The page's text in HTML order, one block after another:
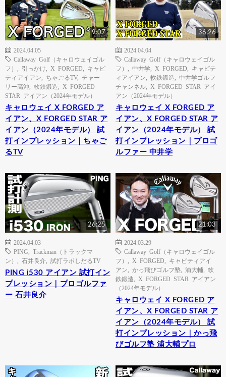
9:07
2024.04.05
Callaway Golf（キャロウェイゴル
フ）
引っかけ X FORGED
キャビ
ティアイアン
ちゃごるTV, チャー
リー高沖
軟鉄鍛造
X FORGED
STAR アイアン（2024年モデル）
キャロウェイ X FORGED ア
イアン、X FORGED STAR ア
イアン（2024年モデル） 試
打インプレッション｜ちゃご
るTV
36:26
2024.04.04
Callaway Golf（キャロウェイゴル
フ）
中井学 X FORGED
キャビテ
ィアイアン
軟鉄鍛造
中井学ゴルフ
チャンネル
X FORGED STAR アイ
アン（2024年モデル）
キャロウェイ X FORGED ア
イアン、X FORGED STAR ア
イアン（2024年モデル） 試
打インプレッション｜プロゴ
ルファー 中井学
26:25
2024.04.03
PING
Trackman（トラックマ
ン）
石井良介 試打ラボしだるTV
PING i530 アイアン 試打イン
プレッション｜プロゴルファ
ー 石井良介
21:03
2024.03.29
Callaway Golf（キャロウェイゴル
フ）
X FORGED
キャビティアイ
アン
かっ飛びゴルフ塾 浦大輔
軟
鉄鍛造
X FORGED STAR アイアン
（2024年モデル）
キャロウェイ X FORGED ア
イアン、X FORGED STAR ア
イアン（2024年モデル） 試
打インプレッション｜かっ飛
びゴルフ塾 浦大輔プロ